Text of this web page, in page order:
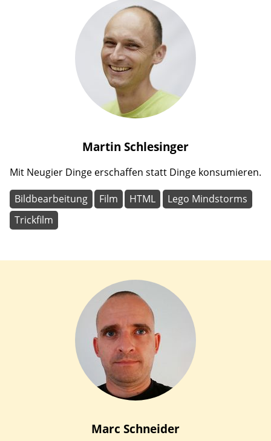
Martin Schlesinger
Mit Neugier Dinge erschaffen statt Dinge konsumieren.
Bildbearbeitung Film HTML
Lego Mindstorms
Trickfilm
Marc Schneider